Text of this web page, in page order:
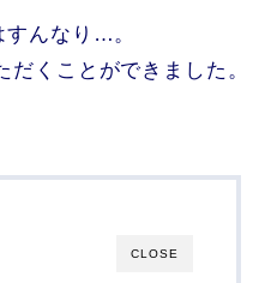
んなり…。
くことができました。
CLOSE